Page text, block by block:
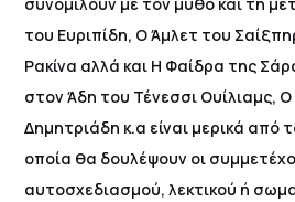
του Ευριπίδη, Ο Άμλετ του
Ρακίνα αλλά και Η Φαίδρα της
στον Άδη του Τένεσσι Ουίλιαμς,
Δημητριάδη κ.α είναι μερικά από
οποία θα δουλέψουν οι
αυτοσχεδιασμού, λεκτικού ή